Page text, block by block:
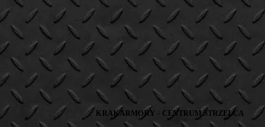
KRAKARMORY - CENTRUM STRZELCA